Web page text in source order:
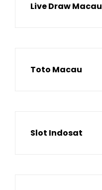
Live Draw Macau
Toto Macau
Slot Indosat